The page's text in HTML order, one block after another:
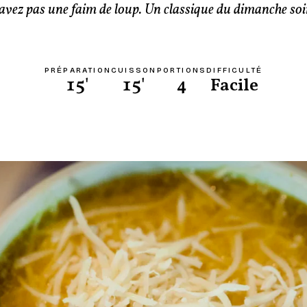
pas une faim de loup. Un classique du dimanche
PRÉPARATION
15'
CUISSON
15'
PORTIONS
4
DIFFICULTÉ
Facile